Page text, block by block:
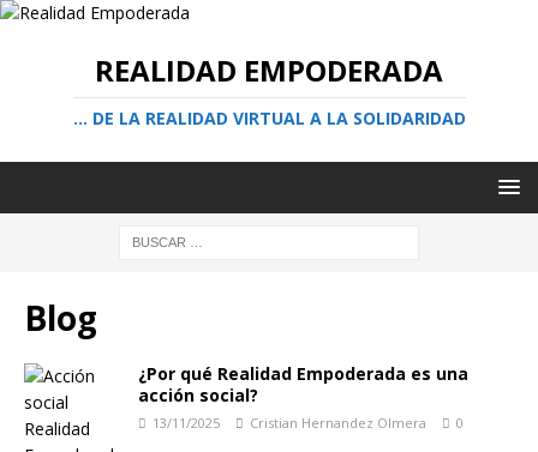
REALIDAD EMPODERADA
… DE LA REALIDAD VIRTUAL A LA SOLIDARIDAD
Blog
¿Por qué Realidad Empoderada es una
acción social?
13/11/2025 Cristian Hernandez Olmera 0